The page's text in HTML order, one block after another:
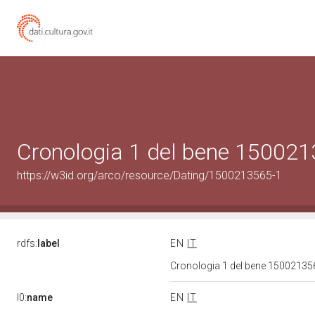
Cronologia 1 del bene
https://w3id.org/arco/resource/Dating/1500213565-1
rdfs: label EN
IT
Cronologia 1 del bene
l0:name EN
IT